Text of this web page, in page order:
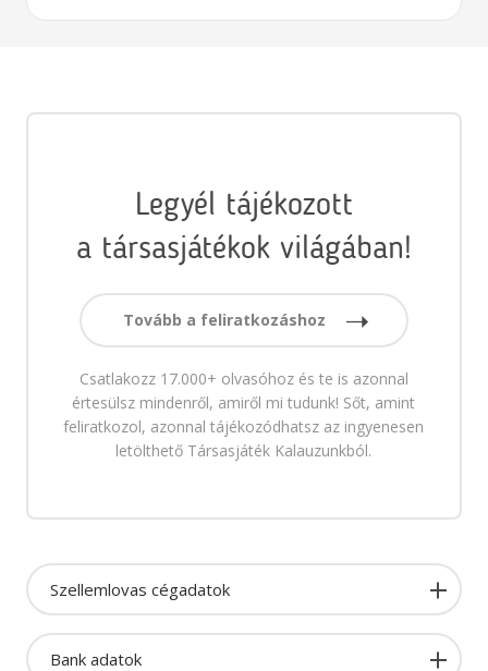
Legyél tájékozott
a társasjátékok világában!
Tovább a feliratkozáshoz
Csatlakozz 17.000+ olvasóhoz és te is azonnal
értesülsz mindenről, amiről mi tudunk! Sőt, amint
feliratkozol, azonnal tájékozódhatsz az ingyenesen
letölthető Társasjáték Kalauzunkból.
Szellemlovas cégadatok
Bank adatok